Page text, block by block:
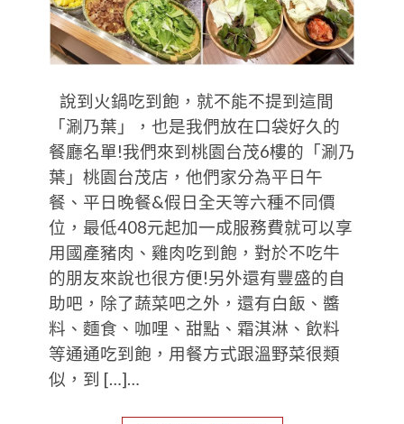
說到火鍋吃到飽，就不能不提到這間
「涮乃葉」，也是我們放在口袋好久的
餐廳名單!我們來到桃園台茂6樓的「涮乃
葉」桃園台茂店，他們家分為平日午
餐、平日晚餐&假日全天等六種不同價
位，最低408元起加一成服務費就可以享
用國產豬肉、雞肉吃到飽，對於不吃牛
的朋友來說也很方便!另外還有豐盛的自
助吧，除了蔬菜吧之外，還有白飯、醬
料、麵食、咖哩、甜點、霜淇淋、飲料
等通通吃到飽，用餐方式跟溫野菜很類
似，到 […]…